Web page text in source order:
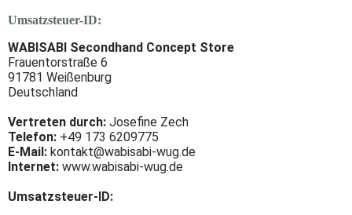
Umsatzsteuer-ID:
WABISABI Secondhand Concept Store
Frauentorstraße 6
91781 Weißenburg
Deutschland
Vertreten durch: Josefine Zech
Telefon: +49 173 6209775
E-Mail: kontakt@wabisabi-wug.de
Internet: www.wabisabi-wug.de
Umsatzsteuer-ID: